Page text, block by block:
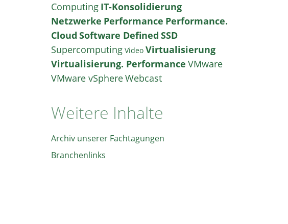
Computing IT-Konsolidierung
Netzwerke Performance Performance.
Cloud Software Defined SSD
Supercomputing Video Virtualisierung
Virtualisierung. Performance VMware
VMware vSphereWebcast
Weitere Inhalte
Archiv unserer Fachtagungen
Branchenlinks